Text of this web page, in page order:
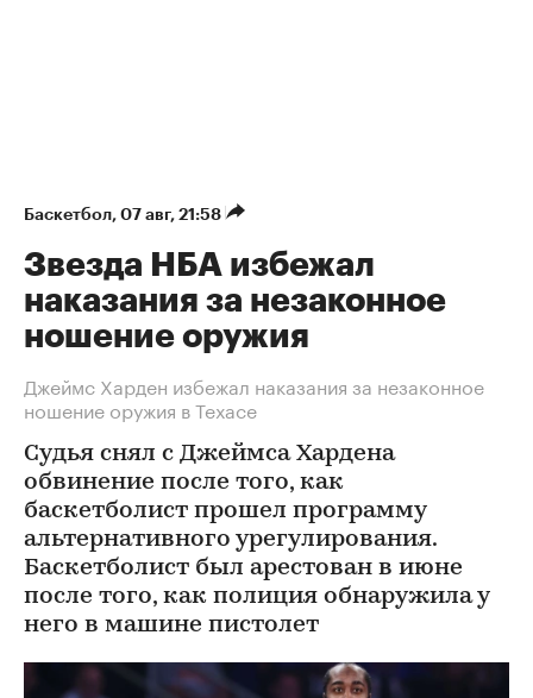
Баскетбол 07 авг, 21:58
Звезда НБА избежал
наказания за незаконное
ношение оружия
Джеймс Харден избежал наказания за незаконное
ношение оружия в Техасе
Судья снял с Джеймса Хардена
обвинение после того, как
баскетболист прошел программу
альтернативного урегулирования.
Баскетболист был арестован в июне
после того, как полиция обнаружила у
него в машине пистолет